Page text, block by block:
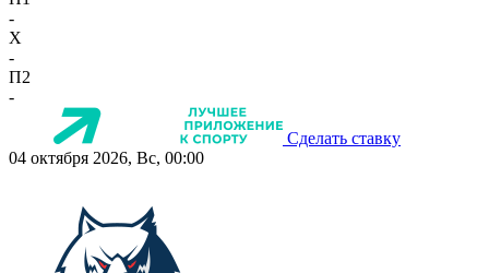
-
X
-
П2
-
Сделать ставку
04 октября 2026, Вс, 00:00